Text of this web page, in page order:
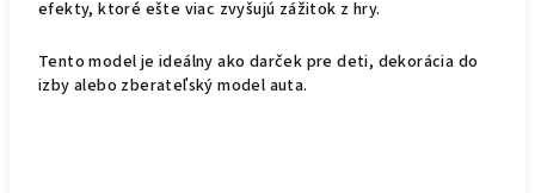
efekty, ktoré ešte viac zvyšujú zážitok z hry.
Tento model je ideálny ako darček pre deti, dekorácia do
izby alebo zberateľský model auta.